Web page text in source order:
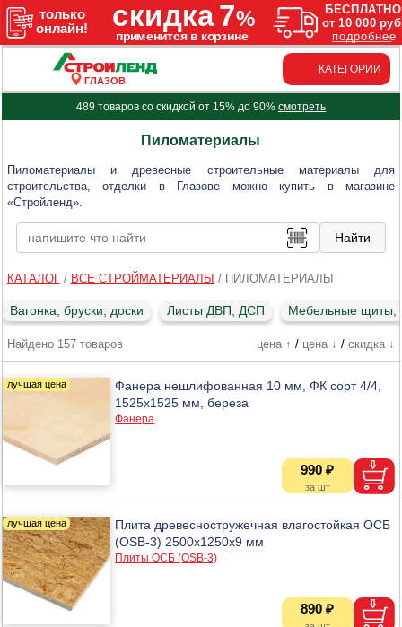
ГЛАЗОВ
КАТЕГОРИИ
489 товаров со скидкой от 15% до 90% смотреть
Пиломатериалы
Пиломатериалы и древесные строительные материалы для
строительства, отделки в Глазове можно купить в магазине
«Стройленд».
КАТАЛОГ/ ВСЕ СТРОЙМАТЕРИАЛЫ / ПИЛОМАТЕРИАЛЫ
Вагонка, бруски, доски Листы ДВП, ДСП Мебельные щиты,
Найдено 157 товаров цена ↑ / цена ↓ / скидка ↓
Фанера нешлифованная 10 мм, ФК сорт 4/4,
1525х1525 мм, береза
Фанера
990 ₽
Плита древесностружечная влагостойкая ОСБ
(OSB-3) 2500х1250х9 мм
Плиты ОСБ (OSB-3)
890 ₽